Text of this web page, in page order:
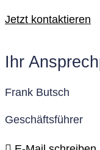
Jetzt kontaktieren
Ihr
Frank Butsch
Geschäftsführer